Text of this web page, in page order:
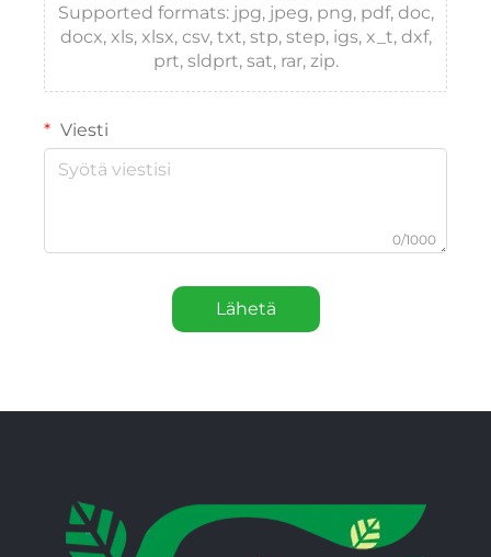
Supported formats: jpg, jpeg, png, pdf, doc,
docx, xls, xlsx, csv, txt, stp, step, igs, x_t, dxf,
prt, sldprt, sat, rar, zip.
Viesti
0/1000
Lähetä